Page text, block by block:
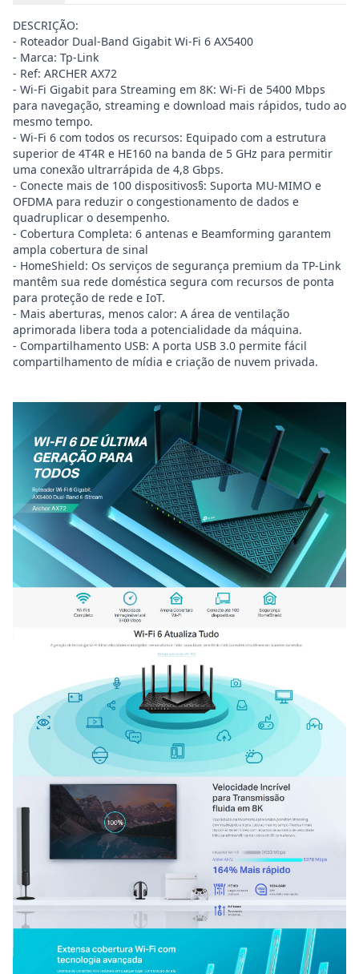
DESCRIÇÃO:
- Roteador Dual-Band Gigabit Wi-Fi 6 AX5400
- Marca: Tp-Link
- Ref: ARCHER AX72
- Wi-Fi Gigabit para Streaming em 8K: Wi-Fi de 5400 Mbps
para navegação, streaming e download mais rápidos, tudo ao
mesmo tempo.
- Wi-Fi 6 com todos os recursos: Equipado com a estrutura
superior de 4T4R e HE160 na banda de 5 GHz para permitir
uma conexão ultrarrápida de 4,8 Gbps.
- Conecte mais de 100 dispositivos§: Suporta MU-MIMO e
OFDMA para reduzir o congestionamento de dados e
quadruplicar o desempenho.
- Cobertura Completa: 6 antenas e Beamforming garantem
ampla cobertura de sinal
- HomeShield: Os serviços de segurança premium da TP-Link
mantêm sua rede doméstica segura com recursos de ponta
para proteção de rede e IoT.
- Mais aberturas, menos calor: A área de ventilação
aprimorada libera toda a potencialidade da máquina.
- Compartilhamento USB: A porta USB 3.0 permite fácil
compartilhamento de mídia e criação de nuvem privada.